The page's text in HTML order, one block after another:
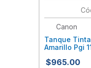
Canon
Tanque
Amarillo Pgi
$965.00